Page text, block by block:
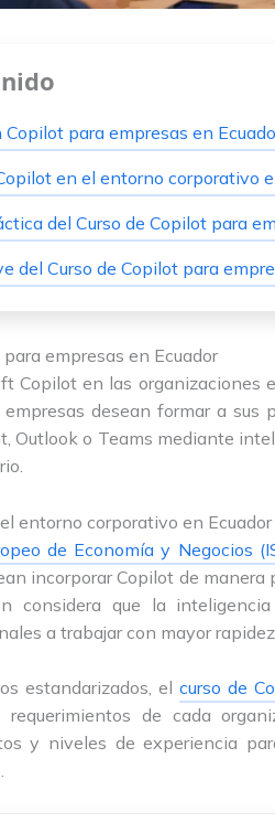
para empresas en
en el entorno corporativo
del Curso de Copilot para
del Curso de Copilot para
empresas en Ecuador
Copilot en las organizaciones
empresas desean formar a
Outlook o Teams mediante
entorno corporativo en Ecuador
de Economía y Negocios
incorporar Copilot de
considera que la
a trabajar con mayor
estandarizados, elcurso de
de cada
y niveles de experiencia